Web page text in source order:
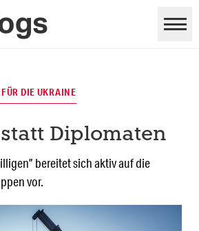
DIE UKRAINE
Diplomaten
bereitet sich aktiv auf die
vor.